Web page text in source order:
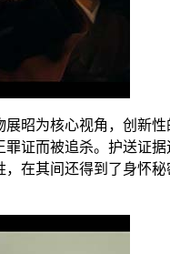
昭为核心视角，创新
证而被追杀。护送证
在其间还得到了身怀